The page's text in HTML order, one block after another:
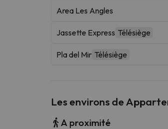
Area Les Angles
Jassette Express Télésiège
Pla del Mir Télésiège
Les environs de
A proximité